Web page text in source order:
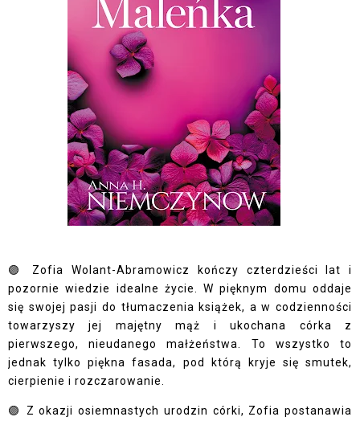
🟣 Zofia Wolant-Abramowicz kończy czterdzieści lat i
pozornie wiedzie idealne życie. W pięknym domu oddaje
się swojej pasji do tłumaczenia książek, a w codzienności
towarzyszy jej majętny mąż i ukochana córka z
pierwszego, nieudanego małżeństwa. To wszystko to
jednak tylko piękna fasada, pod którą kryje się smutek,
cierpienie i rozczarowanie.
🟣 Z okazji osiemnastych urodzin córki, Zofia postanawia